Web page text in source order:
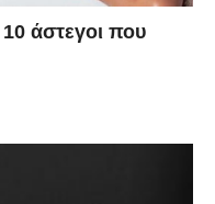
άστεγοι που